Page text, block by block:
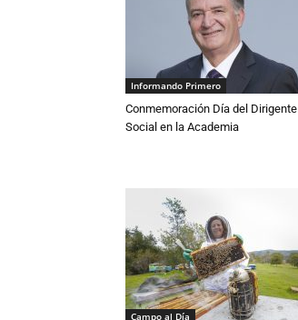
Informando Primero
Conmemoración Día del Dirigente
Social en la Academia
Campo al Día